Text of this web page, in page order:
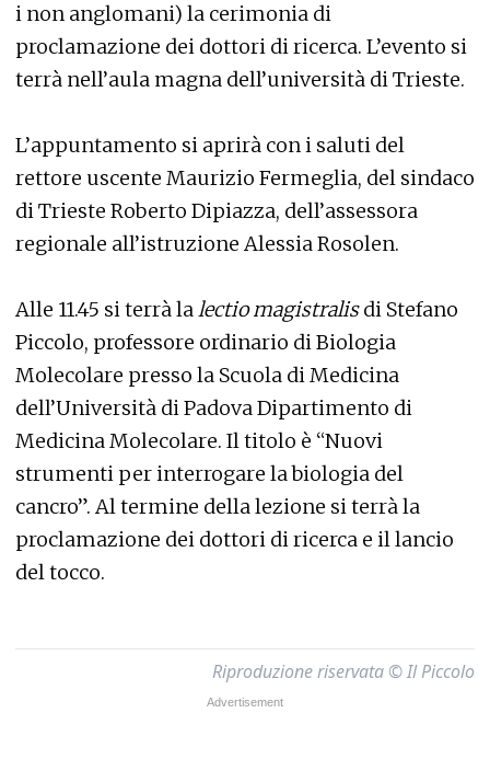
i non anglomani) la cerimonia di
proclamazione dei dottori di ricerca. L’evento si
terrà nell’aula magna dell’università di Trieste.
L’appuntamento si aprirà con i saluti del
rettore uscente Maurizio Fermeglia, del sindaco
di Trieste Roberto Dipiazza, dell’assessora
regionale all’istruzione Alessia Rosolen.
Alle 11.45 si terrà lalectio magistralisdi Stefano
Piccolo, professore ordinario di Biologia
Molecolare presso la Scuola di Medicina
dell’Università di Padova Dipartimento di
Medicina Molecolare. Il titolo è “Nuovi
strumenti per interrogare la biologia del
cancro”. Al termine della lezione si terrà la
proclamazione dei dottori di ricerca e il lancio
del tocco.
Riproduzione riservata © Il Piccolo